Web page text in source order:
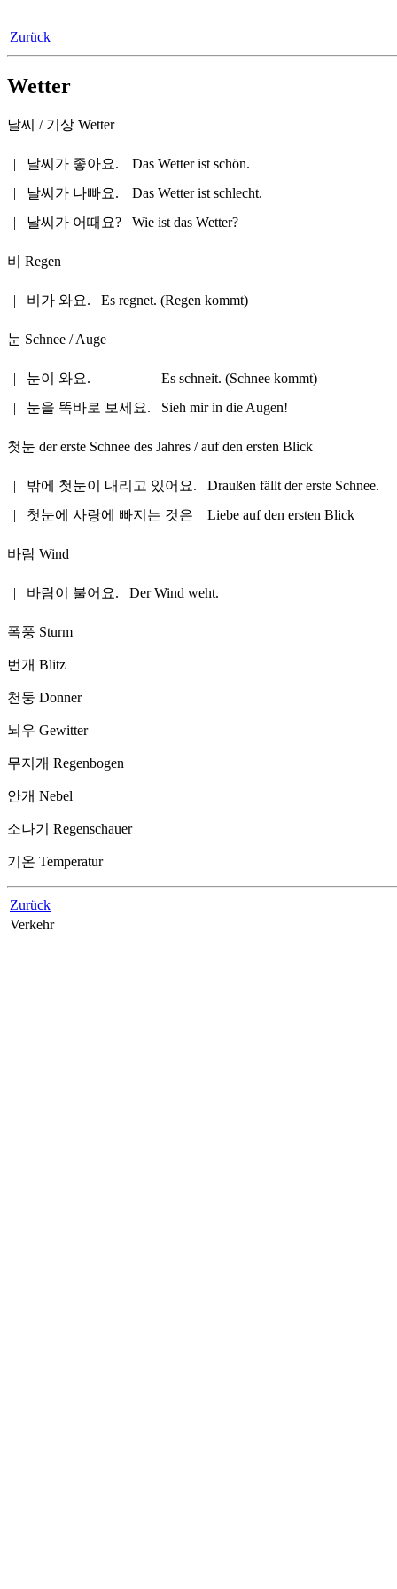
Zurück
Wetter
날씨 / 기상 Wetter
| 날씨가 좋아요.
Das Wetter ist schön.
|
날씨가 나빠요.
Das Wetter ist schlecht.
|
날씨가 어때요? Wie ist das Wetter?
비 Regen
| 비가 와요. Es regnet. (Regen kommt)
눈 Schnee / Auge
| 눈이 와요.
Es schneit. (Schnee kommt)
|
눈을 똑바로 보세요. Sieh mir in die Augen!
첫눈 der erste Schnee des Jahres / auf den ersten Blick
| 밖에 첫눈이 내리고 있어요.
Draußen fällt der erste Schnee.
|
첫눈에 사랑에 빠지는 것은 Liebe auf den ersten Blick
바람 Wind
| 바람이 불어요. Der Wind weht.
폭풍 Sturm
번개 Blitz
천둥 Donner
뇌우 Gewitter
무지개 Regenbogen
안개 Nebel
소나기 Regenschauer
기온 Temperatur
Zurück
Verkehr